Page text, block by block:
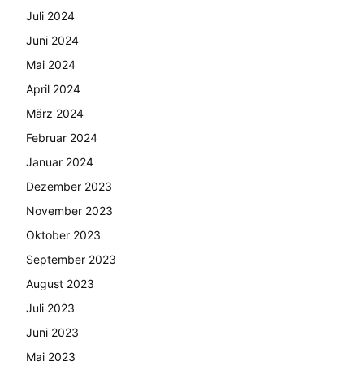
Juli 2024
Juni 2024
Mai 2024
April 2024
März 2024
Februar 2024
Januar 2024
Dezember 2023
November 2023
Oktober 2023
September 2023
August 2023
Juli 2023
Juni 2023
Mai 2023